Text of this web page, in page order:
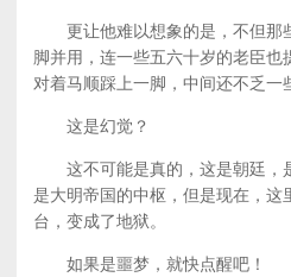
更让他难以想象的是，不但那
脚并用，连一些五六十岁的老臣
对着马顺踩上一脚，中间还不乏一
这是幻觉？
这不可能是真的，这是朝廷，
是大明帝国的中枢，但是现在，这
台，变成了地狱。
如果是噩梦，就快点醒吧！